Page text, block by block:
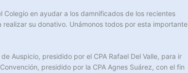
en ayudar a los damnificados de los recientes
realizar su donativo. Unámonos todos por esta importante
Auspicio, presidido por el CPA Rafael Del Valle, para ir
presidido por la CPA Agnes Suárez, con el fin